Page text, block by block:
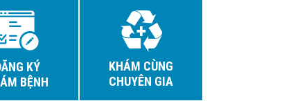
KÝ
BỆNH
KHÁM CÙNG
CHUYÊN GIA